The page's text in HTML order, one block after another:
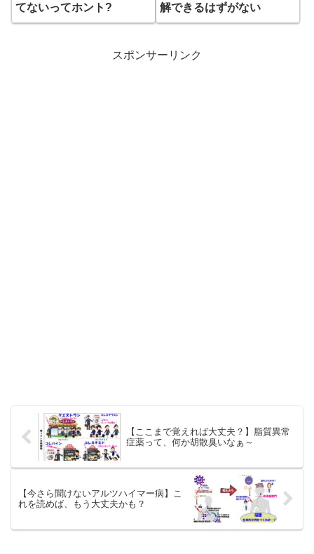
てないってホント?
解できるはずがない
スポンサーリンク
【ここまで覚えれば大丈夫？】脂質異常
症薬って、何か胡散臭いなぁ～
【今さら聞けないアルツハイマー病】こ
れを読めば、もう大丈夫かも？